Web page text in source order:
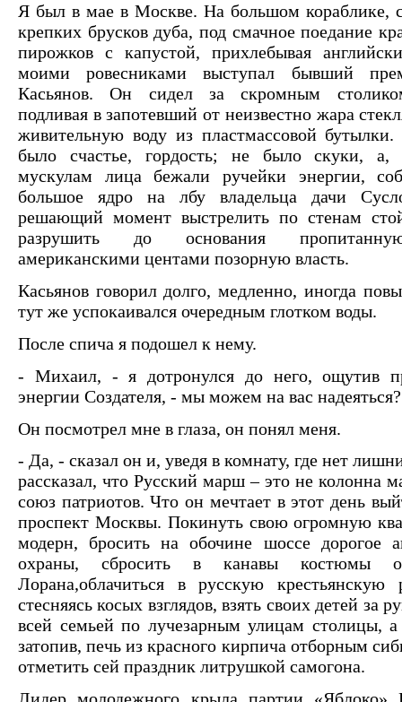
Я был в мае в Москве. На большом кораблике,
крепких брусков дуба, под смачное поедание
пирожков с капустой, прихлебывая
моими ровесниками выступал бывший
Касьянов. Он сидел за скромным
подливая в запотевший от неизвестно жара
живительную воду из пластмассовой
было счастье, гордость; не было скуки, а,
мускулам лица бежали ручейки энергии,
большое ядро на лбу владельца дачи
решающий момент выстрелить по стенам
разрушить до основания
американскими центами позорную власть.
Касьянов говорил долго, медленно, иногда
тут же успокаивался очередным глотком воды.
После спича я подошел к нему.
- Михаил, - я дотронулся до него, ощутив
энергии Создателя, - мы можем на вас надеяться?
Он посмотрел мне в глаза, он понял меня.
- Да, - сказал он и, уведя в комнату, где нет
рассказал, что Русский марш – это не колонна
союз патриотов. Что он мечтает в этот день
проспект Москвы. Покинуть свою огромную
модерн, бросить на обочине шоссе дорогое
охраны, сбросить в канавы
Лорана,облачиться в русскую
стесняясь косых взглядов, взять своих детей за
всей семьей по лучезарным улицам столицы,
затопив, печь из красного кирпича отборным
отметить сей праздник литрушкой самогона.